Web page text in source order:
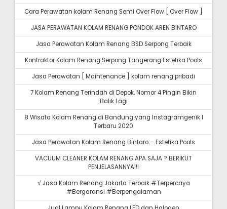
Cara Perawatan kolam Renang Semi Over Flow [ Over Flow ]
JASA PERAWATAN KOLAM RENANG PONDOK AREN BINTARO
Jasa Perawatan Kolam Renang BSD Serpong Terbaik
Kontraktor Kolam Renang Serpong Tangerang Estetika Pools
Jasa Perawatan [ Maintenance ] kolam renang pribadi
7 Kolam Renang Terindah di Depok, Nomor 4 Pingin Bikin
Balik Lagi
8 Wisata Kolam Renang di Bandung yang Instagramgenik I
Terbaru 2020
Jasa Perawatan Kolam Renang Bintaro – Estetika Pools
VACUUM CLEANER KOLAM RENANG APA SAJA ? BERIKUT
PENJELASANNYA!!!
√ Jasa Kolam Renang Jakarta Terbaik #Terpercaya
#Bergaransi #Berpengalaman